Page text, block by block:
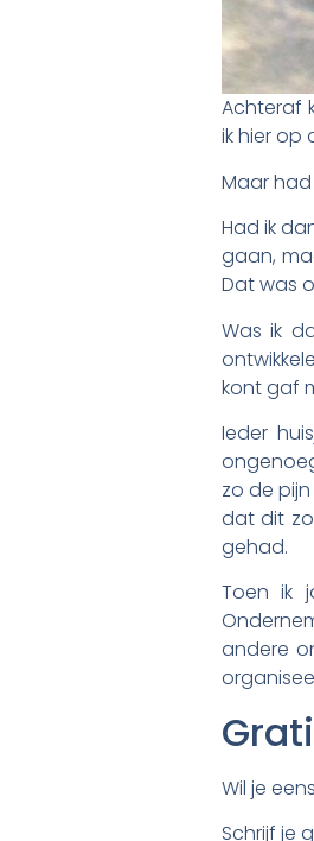
Achteraf
ik hier op
Maar
Had ik
gaan,
Dat was
Was ik
kont gaf
Ieder
zo de
dat dit
gehad.
Toen ik
andere
Wil je
Schrijf je